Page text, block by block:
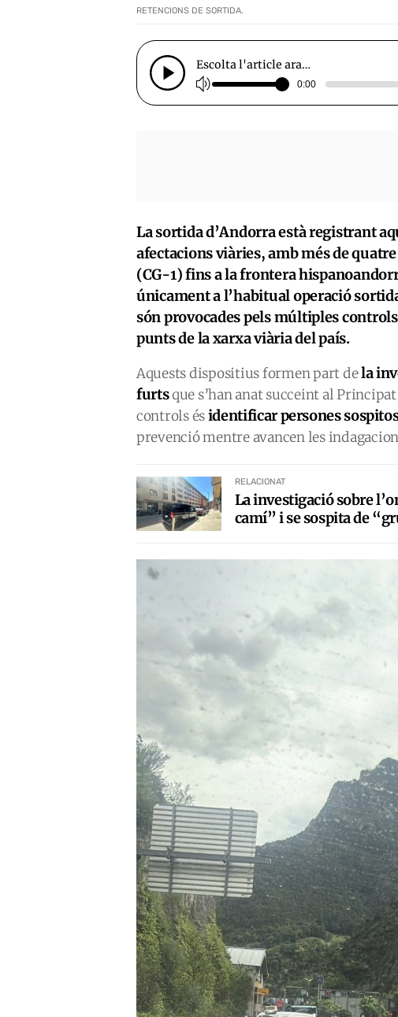
RETENCIONS DE SORTIDA.
Escolta l'article ara…
0:00
La sortida d’Andorra està registrant
afectacions viàries, amb més de
(CG-1) fins a la frontera
únicament a l’habitual operació
són provocades pels múltiples
punts de la xarxa viària del país.
Aquests dispositius formen part dela
furtsque s’han anat succeint al
controls ésidentificar persones
prevenció mentre avancen les
RELACIONAT
La investigació sobre
camí” i se sospita de